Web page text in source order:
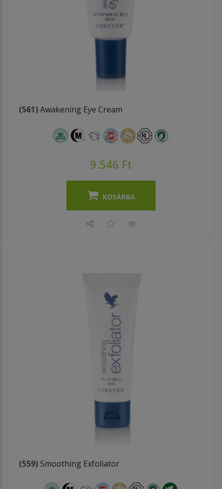
(561)Awakening Eye Cream
9.546 Ft
KOSÁRBA
(559) Smoothing Exfoliator